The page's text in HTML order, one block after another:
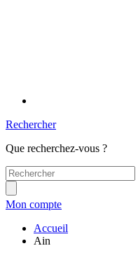
Rechercher
Que recherchez-vous ?
Mon compte
Accueil
Ain